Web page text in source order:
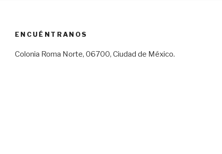
ENCUÉNTRANOS
Colonia Roma Norte, 06700, Ciudad de México.